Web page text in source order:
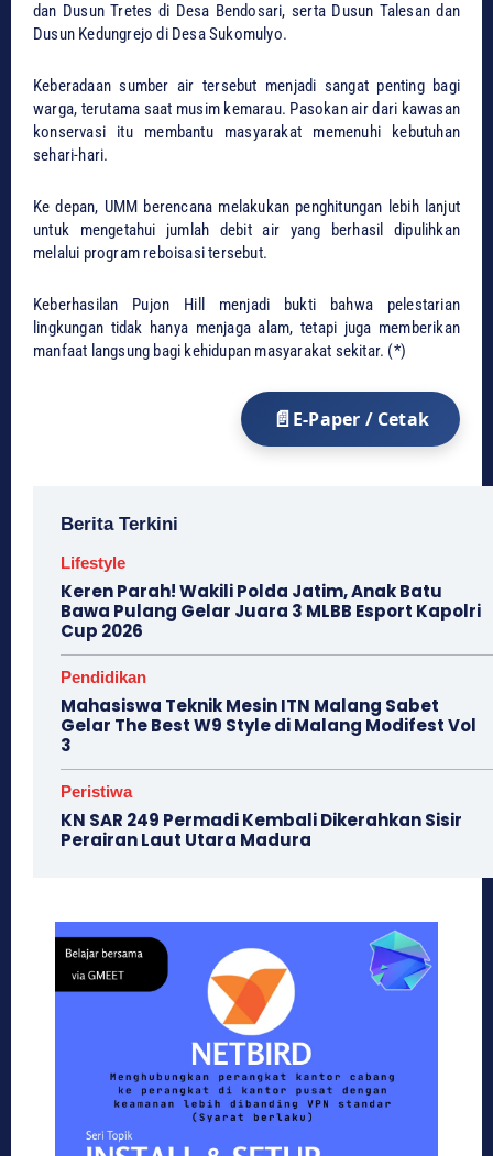
dan Dusun Tretes di Desa Bendosari, serta Dusun Talesan dan
Dusun Kedungrejo di Desa Sukomulyo.
Keberadaan sumber air tersebut menjadi sangat penting bagi
warga, terutama saat musim kemarau. Pasokan air dari kawasan
konservasi itu membantu masyarakat memenuhi kebutuhan
sehari-hari.
Ke depan, UMM berencana melakukan penghitungan lebih lanjut
untuk mengetahui jumlah debit air yang berhasil dipulihkan
melalui program reboisasi tersebut.
Keberhasilan Pujon Hill menjadi bukti bahwa pelestarian
lingkungan tidak hanya menjaga alam, tetapi juga memberikan
manfaat langsung bagi kehidupan masyarakat sekitar. (*)
E-Paper / Cetak
Berita Terkini
Lifestyle
Keren Parah! Wakili Polda Jatim, Anak Batu
Bawa Pulang Gelar Juara 3 MLBB Esport Kapolri
Cup 2026
Pendidikan
Mahasiswa Teknik Mesin ITN Malang Sabet
Gelar The Best W9 Style di Malang Modifest Vol
3
Peristiwa
KN SAR 249 Permadi Kembali Dikerahkan Sisir
Perairan Laut Utara Madura